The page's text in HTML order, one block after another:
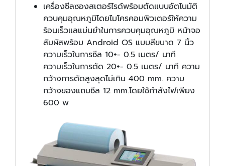
เครื่องซีลซองสเตอร์ไรด์พร้อมตัดแบบอัตโนมัติ
ควบคุมอุณหภูมิโดยไมโครคอมพิวเตอร์ให้ความ
ร้อนเร็วแลแม่นยำในการควบคุมอุณหภูมิ หน้าจอ
สัมผัสพร้อม Android OS แบบสีขนาด 7 นิ้ว
ความเร็วในการซีล 10+- 0.5 เมตร/ นาที
ความเร็วในการตัด 20+- 0.5 เมตร/ นาที ความ
กว้างการตัดสูงสุดไม่เกิน 400 mm. ความ
กว้างของแถบซีล 12 mm.โดยใช้กำลังไฟเพียง
600 w